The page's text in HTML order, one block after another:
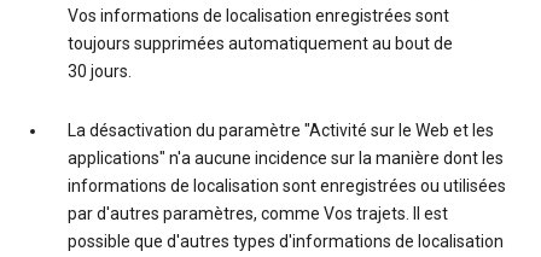
Vos informations de localisation enregistrées sont
toujours supprimées automatiquement au bout de
30 jours.
La désactivation du paramètre "Activité sur le Web et les
applications" n'a aucune incidence sur la manière dont les
informations de localisation sont enregistrées ou utilisées
par d'autres paramètres, comme Vos trajets. Il est
possible que d'autres types d'informations de localisation